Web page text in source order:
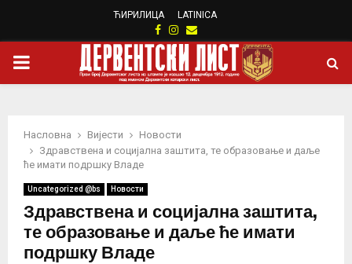
ЋИРИЛИЦА LATINICA
Facebook
Instagram
Email
PRIMARY
Насловна Вијести
Новости
Здравствена и социјална заштита, те образовање и даље
ће имати подршку Владе
Uncategorized @bs Новости
Здравствена и социјална заштита,
те образовање и даље ће имати
подршку Владе